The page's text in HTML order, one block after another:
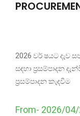
2026 වර් ෂයට දැව
සඳහා ප්‍රසම්පාදන
ප්‍රසම්පාදන කැඳවීම
From- 2026/